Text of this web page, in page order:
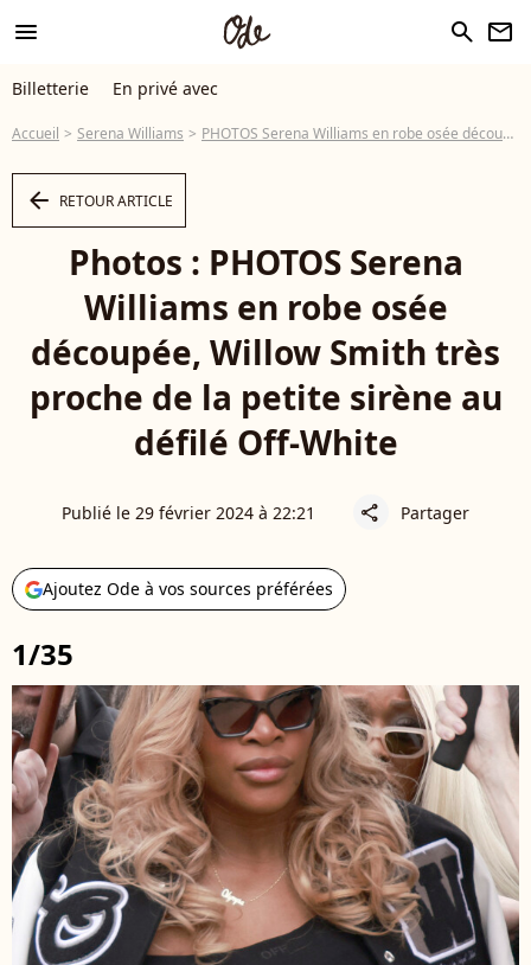
menu search newsletter
Billetterie En privé avec
Accueil Serena Williams PHOTOS Serena Williams en robe osée découpée, Willow Smith très proche de la petite sirène au défilé Off-White
arrow_left RETOUR ARTICLE
Photos : PHOTOS Serena
Williams en robe osée
découpée, Willow Smith très
proche de la petite sirène au
défilé Off-White
Publié le 29 février 2024 à 22:21 share Partager
Ajoutez Ode à vos sources préférées
1/35